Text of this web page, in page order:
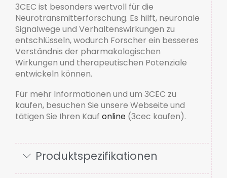
3CEC ist besonders wertvoll für die
Neurotransmitterforschung. Es hilft, neuronale
Signalwege und Verhaltenswirkungen zu
entschlüsseln, wodurch Forscher ein besseres
Verständnis der pharmakologischen
Wirkungen und therapeutischen Potenziale
entwickeln können.
Für mehr Informationen und um 3CEC zu
kaufen, besuchen Sie unsere Webseite und
tätigen Sie Ihren Kauf online (3cec kaufen).
Produktspezifikationen